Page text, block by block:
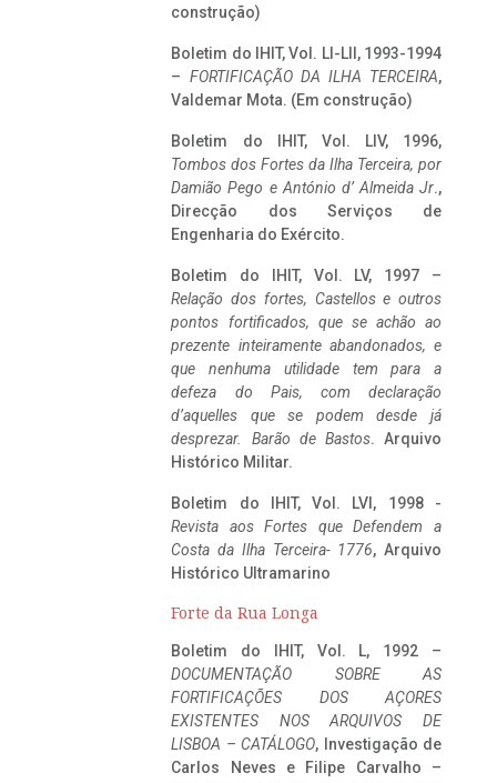
construção)
Boletim do IHIT, Vol. LI-LII, 1993-1994
– FORTIFICAÇÃO DA ILHA TERCEIRA,
Valdemar Mota. (Em construção)
Boletim do IHIT, Vol. LIV, 1996,
Tombos dos Fortes da Ilha Terceira, por
Damião Pego e António d’ Almeida Jr.,
Direcção dos Serviços de
Engenharia do Exército.
Boletim do IHIT, Vol. LV, 1997 –
Relação dos fortes, Castellos e outros
pontos fortificados, que se achão ao
prezente inteiramente abandonados, e
que nenhuma utilidade tem para a
defeza do Pais, com declaração
d’aquelles que se podem desde já
desprezar. Barão de Bastos. Arquivo
Histórico Militar.
Boletim do IHIT, Vol. LVI, 1998 -
Revista aos Fortes que Defendem a
Costa da Ilha Terceira- 1776, Arquivo
Histórico Ultramarino
Forte da Rua Longa
Boletim do IHIT, Vol. L, 1992 –
DOCUMENTAÇÃO SOBRE AS
FORTIFICAÇÕES DOS AÇORES
EXISTENTES NOS ARQUIVOS DE
LISBOA – CATÁLOGO, Investigação de
Carlos Neves e Filipe Carvalho –